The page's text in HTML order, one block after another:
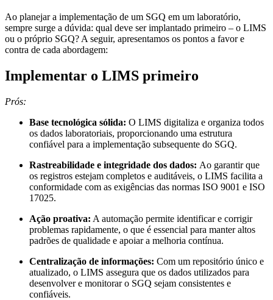
Ao planejar a implementação de um SGQ em um laboratório,
sempre surge a dúvida: qual deve ser implantado primeiro – o LIMS
ou o próprio SGQ? A seguir, apresentamos os pontos a favor e
contra de cada abordagem:
Implementar o LIMS primeiro
Prós:
Base tecnológica sólida: O LIMS digitaliza e organiza todos
os dados laboratoriais, proporcionando uma estrutura
confiável para a implementação subsequente do SGQ.
Rastreabilidade e integridade dos dados: Ao garantir que
os registros estejam completos e auditáveis, o LIMS facilita a
conformidade com as exigências das normas ISO 9001 e ISO
17025.
Ação proativa: A automação permite identificar e corrigir
problemas rapidamente, o que é essencial para manter altos
padrões de qualidade e apoiar a melhoria contínua.
Centralização de informações: Com um repositório único e
atualizado, o LIMS assegura que os dados utilizados para
desenvolver e monitorar o SGQ sejam consistentes e
confiáveis.